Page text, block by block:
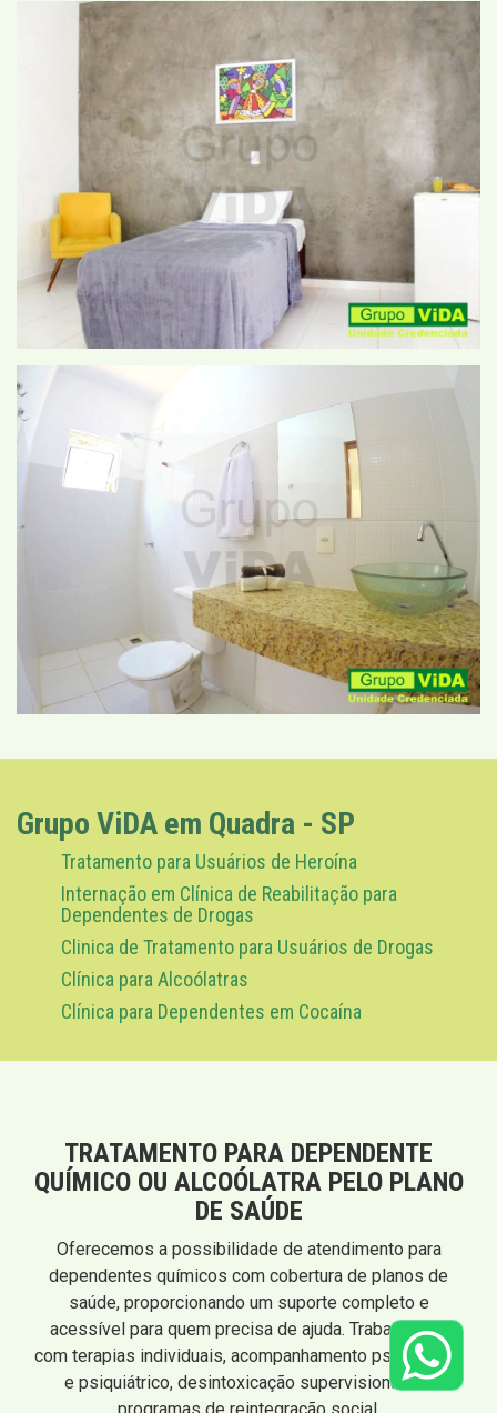
Grupo ViDA em Quadra - SP
Tratamento para Usuários de Heroína
Internação em Clínica de Reabilitação para
Dependentes de Drogas
Clinica de Tratamento para Usuários de Drogas
Clínica para Alcoólatras
Clínica para Dependentes em Cocaína
TRATAMENTO PARA DEPENDENTE
QUÍMICO OU ALCOÓLATRA PELO PLANO
DE SAÚDE
Oferecemos a possibilidade de atendimento para
dependentes químicos com cobertura de planos de
saúde, proporcionando um suporte completo e
acessível para quem precisa de ajuda. Trabalhamos
com terapias individuais, acompanhamento psicológico
e psiquiátrico, desintoxicação supervisionada e